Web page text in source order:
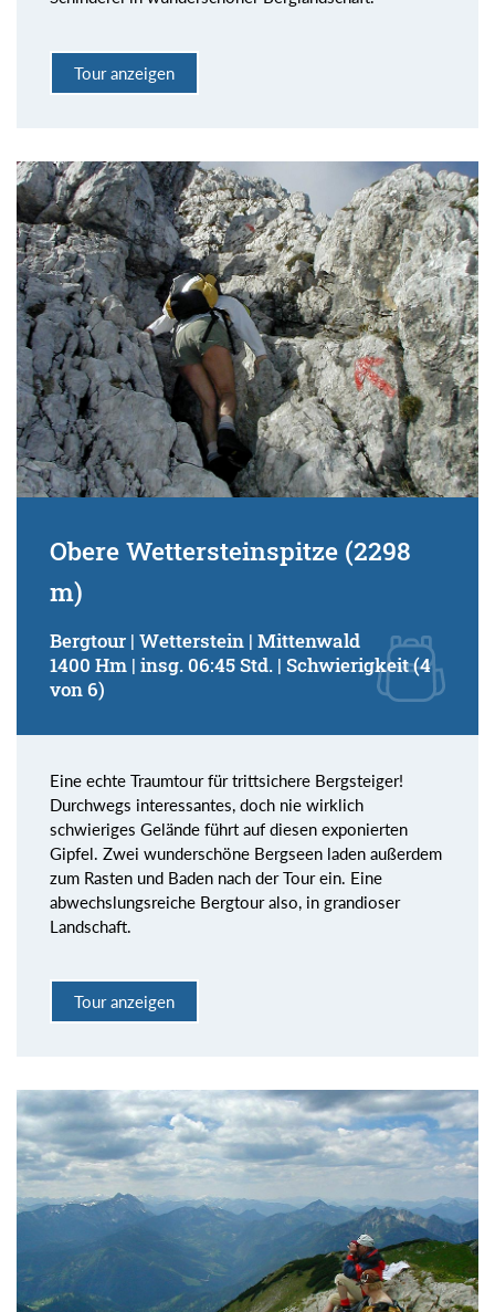
Tour anzeigen
Obere Wettersteinspitze (2298
m)
Bergtour | Wetterstein | Mittenwald
1400 Hm | insg. 06:45 Std. | Schwierigkeit (4
von 6)
Eine echte Traumtour für trittsichere Bergsteiger!
Durchwegs interessantes, doch nie wirklich
schwieriges Gelände führt auf diesen exponierten
Gipfel. Zwei wunderschöne Bergseen laden außerdem
zum Rasten und Baden nach der Tour ein. Eine
abwechslungsreiche Bergtour also, in grandioser
Landschaft.
Tour anzeigen